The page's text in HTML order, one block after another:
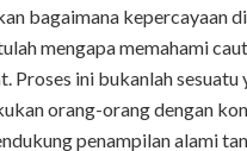
bagaimana kepercayaan
mengapa memahami
Proses ini bukanlah
orang-orang dengan
penampilan alami